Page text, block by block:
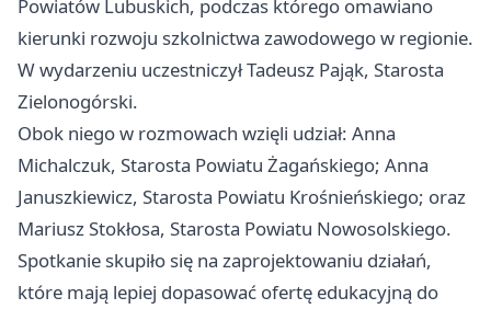
Powiatów Lubuskich, podczas którego omawiano
kierunki rozwoju szkolnictwa zawodowego w regionie.
W wydarzeniu uczestniczył Tadeusz Pająk, Starosta
Zielonogórski.
Obok niego w rozmowach wzięli udział: Anna
Michalczuk, Starosta Powiatu Żagańskiego; Anna
Januszkiewicz, Starosta Powiatu Krośnieńskiego; oraz
Mariusz Stokłosa, Starosta Powiatu Nowosolskiego.
Spotkanie skupiło się na zaprojektowaniu działań,
które mają lepiej dopasować ofertę edukacyjną do